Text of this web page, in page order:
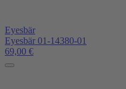
Eyesbär
Eyesbär 01-14380-01
69,00 €